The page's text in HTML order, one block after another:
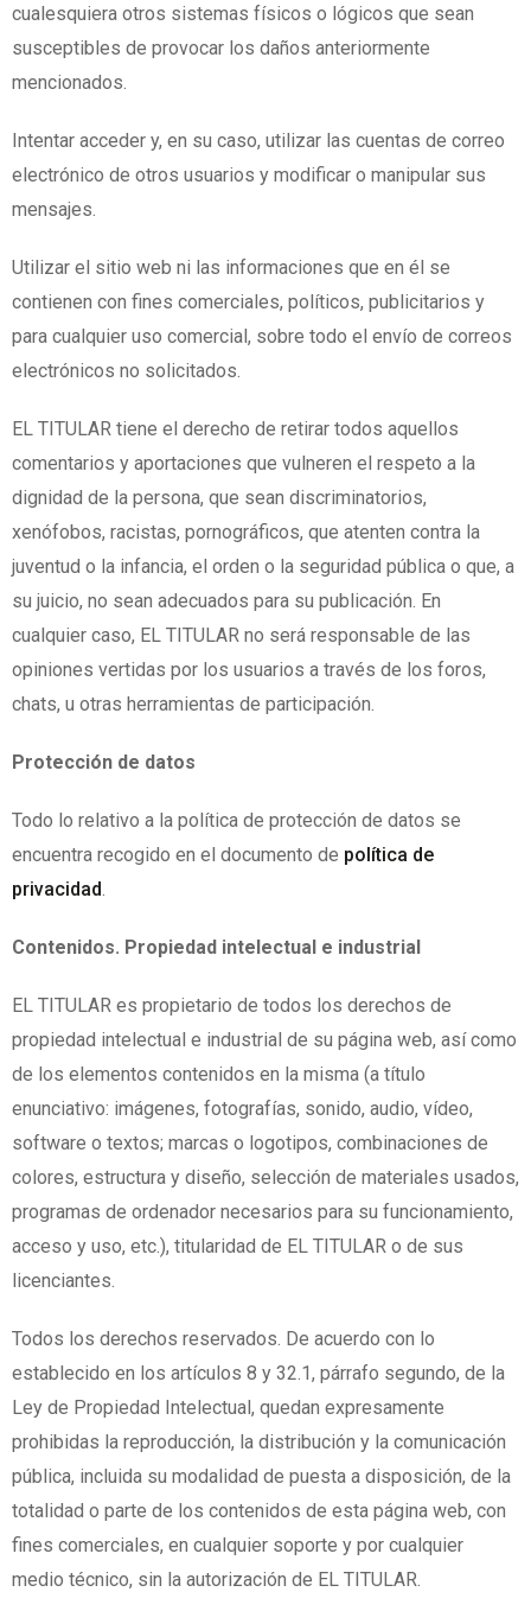
cualesquiera otros sistemas físicos o lógicos que sean
susceptibles de provocar los daños anteriormente
mencionados.
Intentar acceder y, en su caso, utilizar las cuentas de correo
electrónico de otros usuarios y modificar o manipular sus
mensajes.
Utilizar el sitio web ni las informaciones que en él se
contienen con fines comerciales, políticos, publicitarios y
para cualquier uso comercial, sobre todo el envío de correos
electrónicos no solicitados.
EL TITULAR tiene el derecho de retirar todos aquellos
comentarios y aportaciones que vulneren el respeto a la
dignidad de la persona, que sean discriminatorios,
xenófobos, racistas, pornográficos, que atenten contra la
juventud o la infancia, el orden o la seguridad pública o que, a
su juicio, no sean adecuados para su publicación. En
cualquier caso, EL TITULAR no será responsable de las
opiniones vertidas por los usuarios a través de los foros,
chats, u otras herramientas de participación.
Protección de datos
Todo lo relativo a la política de protección de datos se
encuentra recogido en el documento de política de
privacidad
Contenidos. Propiedad intelectual e industrial
EL TITULAR es propietario de todos los derechos de
propiedad intelectual e industrial de su página web, así como
de los elementos contenidos en la misma (a título
enunciativo: imágenes, fotografías, sonido, audio, vídeo,
software o textos; marcas o logotipos, combinaciones de
colores, estructura y diseño, selección de materiales usados,
programas de ordenador necesarios para su funcionamiento,
acceso y uso, etc.), titularidad de EL TITULAR o de sus
licenciantes.
Todos los derechos reservados. De acuerdo con lo
establecido en los artículos 8 y 32.1, párrafo segundo, de la
Ley de Propiedad Intelectual, quedan expresamente
prohibidas la reproducción, la distribución y la comunicación
pública, incluida su modalidad de puesta a disposición, de la
totalidad o parte de los contenidos de esta página web, con
fines comerciales, en cualquier soporte y por cualquier
medio técnico, sin la autorización de EL TITULAR.